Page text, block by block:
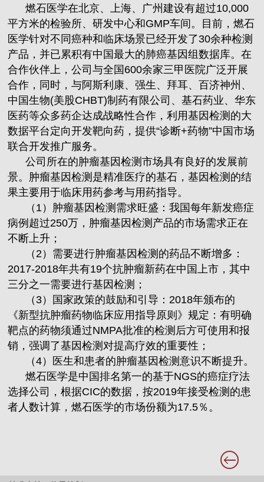
燃石医学在北京、上海、广州建设有超过10,000
平方米的检验所、研发中心和GMP车间。目前，燃石
医学针对不同癌种和临床场景已经开发了30余种检测
产品，并已累积有中国最大的肺癌基因组数据库。在
合作伙伴上，公司与全国600余家三甲医院广泛开展
合作，同时，与阿斯利康、强生、拜耳、百济神州、
中国生物(美股CHBT)制药有限公司、基石药业、华东
医药等众多药企达成战略性合作，利用基因检测的大
数据平台定向开发靶向药，提供“诊断+药物”中国市场
联合开发推广服务。
公司所在的肿瘤基因检测市场具有良好的发展前
景。肿瘤基因检测是精准医疗的基石，基因检测的结
果主要用于临床用药参考与用药指导。
（1）肿瘤基因检测需求旺盛：我国每年新发癌症
病例超过250万，肿瘤基因检测产品的市场需求正在
不断上升；
（2）需要进行肿瘤基因检测的药品不断增多：
2017-2018年共有19个抗肿瘤新药在中国上市，其中
三分之一需要进行基因检测；
（3）国家政策的鼓励和引导：2018年颁布的
《新型抗肿瘤药物临床应用指导原则》规定：有明确
靶点的药物须通过NMPA批准的检测后方可使用和报
销，强调了基因检测对提高疗效的重要性；
（4）医生和患者的肿瘤基因检测意识不断提升。
燃石医学是中国排名第一的基于NGS的癌症疗法
选择公司，根据CIC的数据，按2019年接受检测的患
者人数计算，燃石医学的市场份额为17.5％。